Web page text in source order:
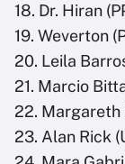
18. Dr. Hiran
19. Weverton
20. Leila
21. Marcio
22. Margareth
23. Alan Rick